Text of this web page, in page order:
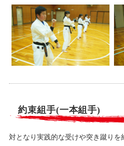
約束組手(一本組手)
対となり実践的な受けや突き蹴りを